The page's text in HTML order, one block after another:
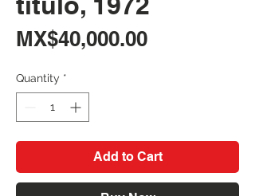
MX$40,000.00Price
Quantity *
Add to Cart